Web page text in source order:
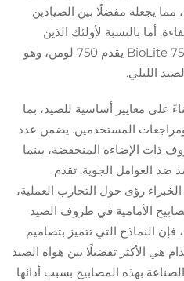
مما يجعله مفضلًا بين الصيادين
أما بالنسبة لأولئك الذين
يبحثون عن إضاءة قصوى، فإن BioLite 750 يقدم 750 لومن، وهو
الليلي.
على معايير أساسية للصيد، بما
ومراجعات المستخدمين. يضمن عدد
ذات الإضاءة المنخفضة، بينما
ضد العوامل الجوية. تقدم
رؤى حول التجارب العملية،
الأمامية في ظروف الصيد
فإن النماذج التي تتميز بتصاميم
هي الأكثر تفضيلًا بين هواة الصيد
بهذه المصابيح بسبب أدائها